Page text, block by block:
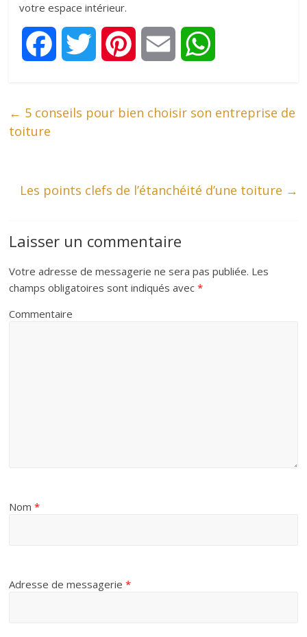
votre espace intérieur.
c
k
i
r
n
e
s
a a
← 5 conseils pour bien choisir son entreprise de
toiture
Les points clefs de l’étanchéité d’une toiture →
Laisser un commentaire
Votre adresse de messagerie ne sera pas publiée. Les
champs obligatoires sont indiqués avec*
Commentaire
Nom*
Adresse de messagerie*